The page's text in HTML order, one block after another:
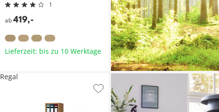
1
ab419,-
Lieferzeit: bis zu 10 Werktage
Regal